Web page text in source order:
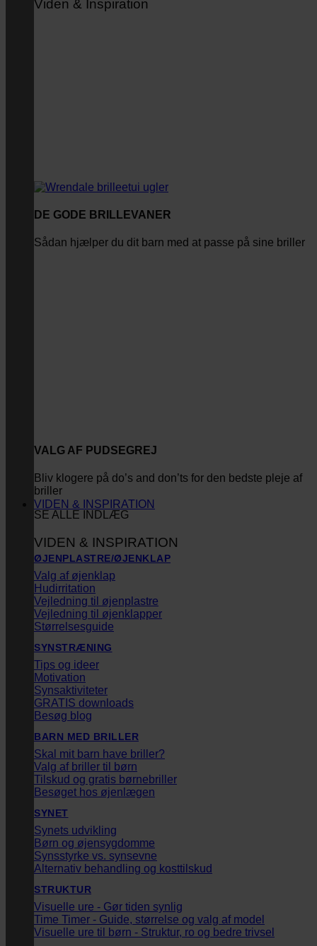
Viden & Inspiration
DE GODE BRILLEVANER
Sådan hjælper du dit barn med at passe på sine briller
VALG AF PUDSEGREJ
Bliv klogere på do’s and don’ts for den bedste pleje af
briller
SE ALLE INDLÆG
VIDEN & INSPIRATION
VIDEN & INSPIRATION
ØJENPLASTRE/ØJENKLAP
Valg af øjenklap
Hudirritation
Vejledning til øjenplastre
Vejledning til øjenklapper
Størrelsesguide
SYNSTRÆNING
Tips og ideer
Motivation
Synsaktiviteter
GRATIS downloads
Besøg blog
BARN MED BRILLER
Skal mit barn have briller?
Valg af briller til børn
Tilskud og gratis børnebriller
Besøget hos øjenlægen
SYNET
Synets udvikling
Børn og øjensygdomme
Synsstyrke vs. synsevne
Alternativ behandling og kosttilskud
STRUKTUR
Visuelle ure - Gør tiden synlig
Time Timer - Guide, størrelse og valg af model
Visuelle ure til børn - Struktur, ro og bedre trivsel